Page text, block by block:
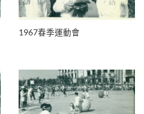
1967春季運動會